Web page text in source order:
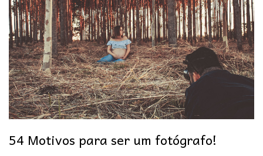
54 Motivos para ser um fotógrafo!